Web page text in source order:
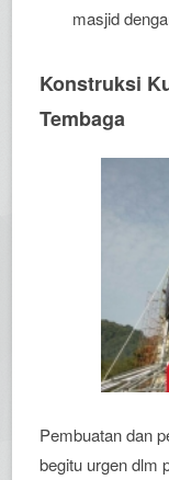
masjid
Konstruksi
Tembaga
Pembuatan dan
begitu urgen dlm